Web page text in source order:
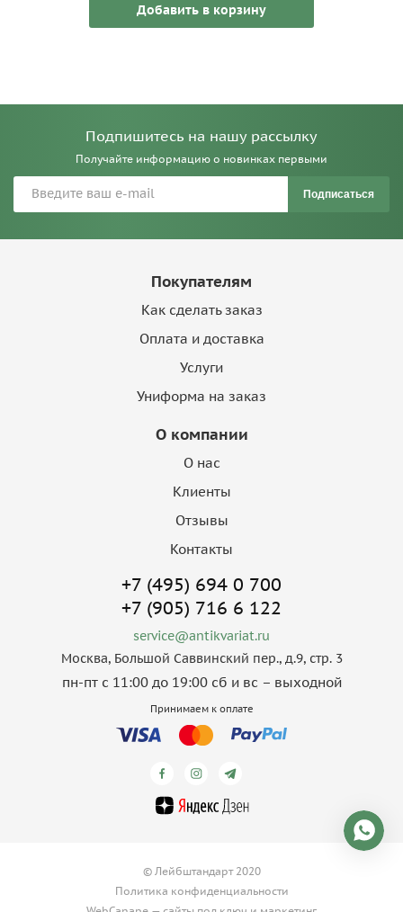
Добавить в корзину
Подпишитесь на нашу рассылку
Получайте информацию о новинках первыми
Подписаться
Покупателям
Как сделать заказ
Оплата и доставка
Услуги
Униформа на заказ
О компании
О нас
Клиенты
Отзывы
Контакты
+7 (495) 694 0 700
+7 (905) 716 6 122
service@antikvariat.ru
Москва, Большой Саввинский пер., д.9, стр. 3
пн-пт с 11:00 до 19:00 сб и вс – выходной
Принимаем к оплате
© Лейбштандарт 2020
Политика конфиденциальности